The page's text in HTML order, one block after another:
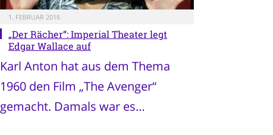
1. FEBRUAR 2016
„Der Rächer“: Imperial Theater legt
Edgar Wallace auf
Karl Anton hat aus dem Thema
1960 den Film „The Avenger“
gemacht. Damals war es…